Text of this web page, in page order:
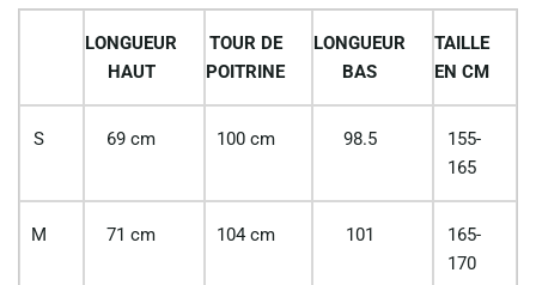
LONGUEUR
HAUT
TOUR DE
POITRINE
LONGUEUR
BAS
TAILLE
EN CM
S 69 cm 100 cm 98.5
155-
165
M 71 cm 104 cm 101
165-
170